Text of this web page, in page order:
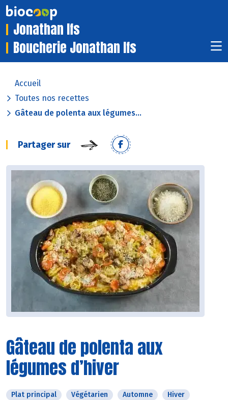
Jonathan Ifs
Boucherie Jonathan Ifs
Accueil
Toutes nos recettes
Gâteau de polenta aux légumes...
Partager sur
Gâteau de polenta aux
légumes d’hiver
Plat principal Végétarien Automne Hiver